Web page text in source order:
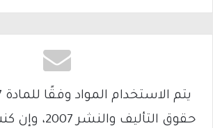
حقوق التأليف